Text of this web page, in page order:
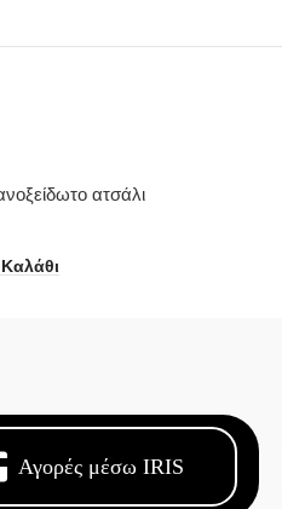
ατσάλι
Αγορές μέσω IRIS